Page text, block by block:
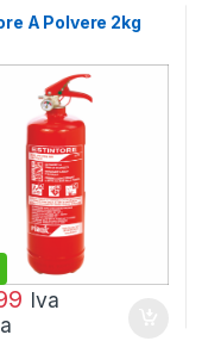
A Polvere 2kg
Iva